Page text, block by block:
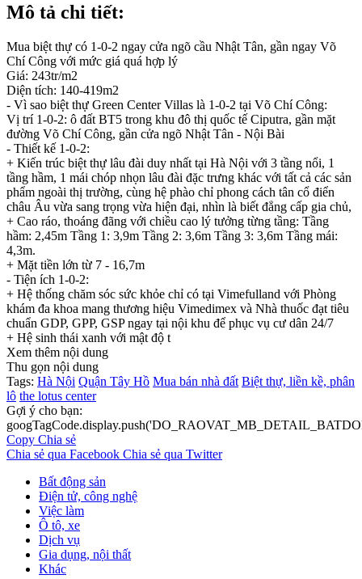
Mô tả chi tiết:
Mua biệt thự có 1-0-2 ngay cửa ngõ cầu Nhật Tân, gần ngay Võ
Chí Công với mức giá quá hợp lý
Giá: 243tr/m2
Diện tích: 140-419m2
- Vì sao biệt thự Green Center Villas là 1-0-2 tại Võ Chí Công:
Vị trí 1-0-2: ô đất BT5 trong khu đô thị quốc tế Ciputra, gần mặt
đường Võ Chí Công, gần cửa ngõ Nhật Tân - Nội Bài
- Thiết kế 1-0-2:
+ Kiến trúc biệt thự lâu đài duy nhất tại Hà Nội với 3 tầng nổi, 1
tầng hầm, 1 mái chóp nhọn lâu đài đặc trưng khác với tất cả các sản
phẩm ngoài thị trường, cùng hệ phào chỉ phong cách tân cổ điển
châu Âu vừa sang trọng vừa hiện đại, nhìn là biết đẳng cấp gia chủ,
+ Cao ráo, thoáng đãng với chiều cao lý tưởng từng tầng: Tầng
hầm: 2,45m Tầng 1: 3,9m Tầng 2: 3,6m Tầng 3: 3,6m Tầng mái:
4,3m.
+ Mặt tiền lớn từ 7 - 16,7m
- Tiện ích 1-0-2:
+ Hệ thống chăm sóc sức khỏe chỉ có tại Vimefulland với Phòng
khám đa khoa mang thương hiệu Vimedimex và Nhà thuốc đạt tiêu
chuẩn GDP, GPP, GSP ngay tại nội khu để phục vụ cư dân 24/7
+ Hệ sinh thái xanh với mật độ t
Xem thêm nội dung
Thu gọn nội dung
Tags: Hà Nội Quận Tây Hồ Mua bán nhà đất Biệt thự, liền kề, phân
lô the lotus center
Gợi ý cho bạn:
Copy Chia sẻ
Chia sẻ qua Facebook Chia sẻ qua Twitter
Bất động sản
Điện tử, công nghệ
Việc làm
Ô tô, xe
Dịch vụ
Gia dụng, nội thất
Khác